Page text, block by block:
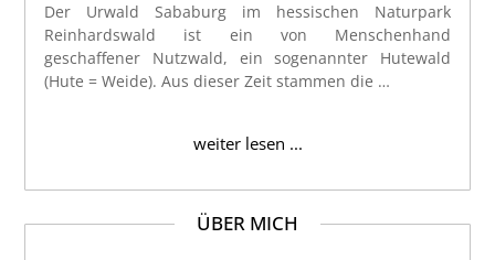
Der Urwald Sababurg im hessischen Naturpark
Reinhardswald ist ein von Menschenhand
geschaffener Nutzwald, ein sogenannter Hutewald
(Hute = Weide). Aus dieser Zeit stammen die …
weiter lesen ...
ÜBER MICH